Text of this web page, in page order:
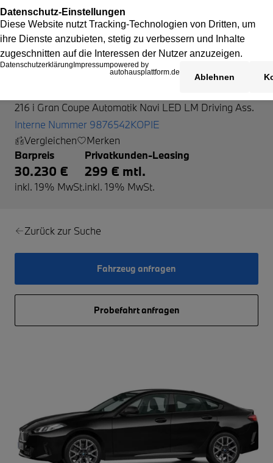
216 i Gran Coupe Automatik Navi LED LM Driving Ass.
Interne Nummer 9876542KOPIE
Vergleichen
Merken
Barpreis
30.230 €
inkl. 19% MwSt.
Privatkunden-Leasing
299 € mtl.
inkl. 19% MwSt.
Zurück zur Suche
Fahrzeug anfragen
Probefahrt anfragen